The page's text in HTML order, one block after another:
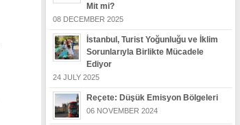
Mit mi?
08 DECEMBER 2025
İstanbul, Turist Yoğunluğu ve İklim
Sorunlarıyla Birlikte Mücadele
Ediyor
24 JULY 2025
Reçete: Düşük Emisyon Bölgeleri
06 NOVEMBER 2024